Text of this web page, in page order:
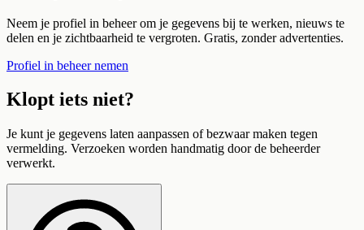
Neem je profiel in beheer om je gegevens bij te werken, nieuws te
delen en je zichtbaarheid te vergroten. Gratis, zonder advertenties.
Profiel in beheer nemen
Klopt iets niet?
Je kunt je gegevens laten aanpassen of bezwaar maken tegen
vermelding. Verzoeken worden handmatig door de beheerder
verwerkt.